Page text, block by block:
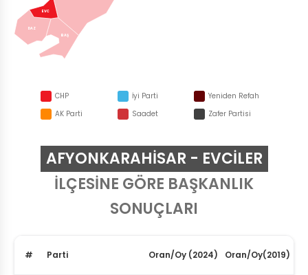
EVC
BAŞ
DAZ
CHP
AK Parti
İyi Parti
Saadet
Yeniden Refah
Zafer Partisi
AFYONKARAHISAR - EVCİLER
İLÇESİNE GÖRE BAŞKANLIK
SONUÇLARI
# Parti Oran/Oy (2024) Oran/Oy(2019)